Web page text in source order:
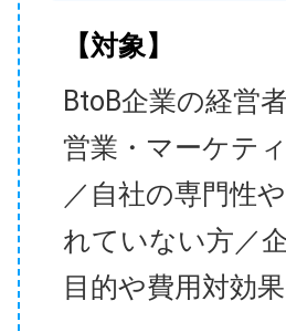
【対象】
BtoB企業の経営
営業・マーケテ
／自社の専門性
れていない方／
目的や費用対効